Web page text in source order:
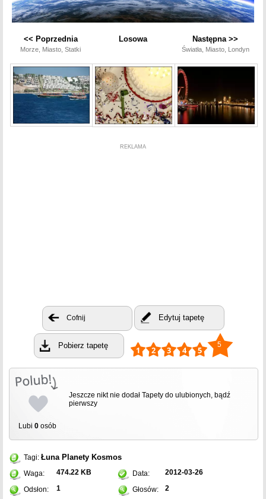
<< Poprzednia
Morze, Miasto, Statki
Losowa Następna >>
Światła, Miasto, Londyn
REKLAMA
Cofnij Edytuj tapetę
Pobierz tapetę 5
Lubi 0 osób
Jeszcze nikt nie dodał Tapety do ulubionych, bądź
pierwszy
Tagi: Łuna Planety Kosmos
Waga: 474.22 KB Data: 2012-03-26
Odsłon: 1 Głosów: 2